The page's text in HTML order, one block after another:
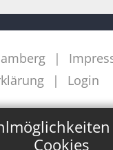
Cookies
Login